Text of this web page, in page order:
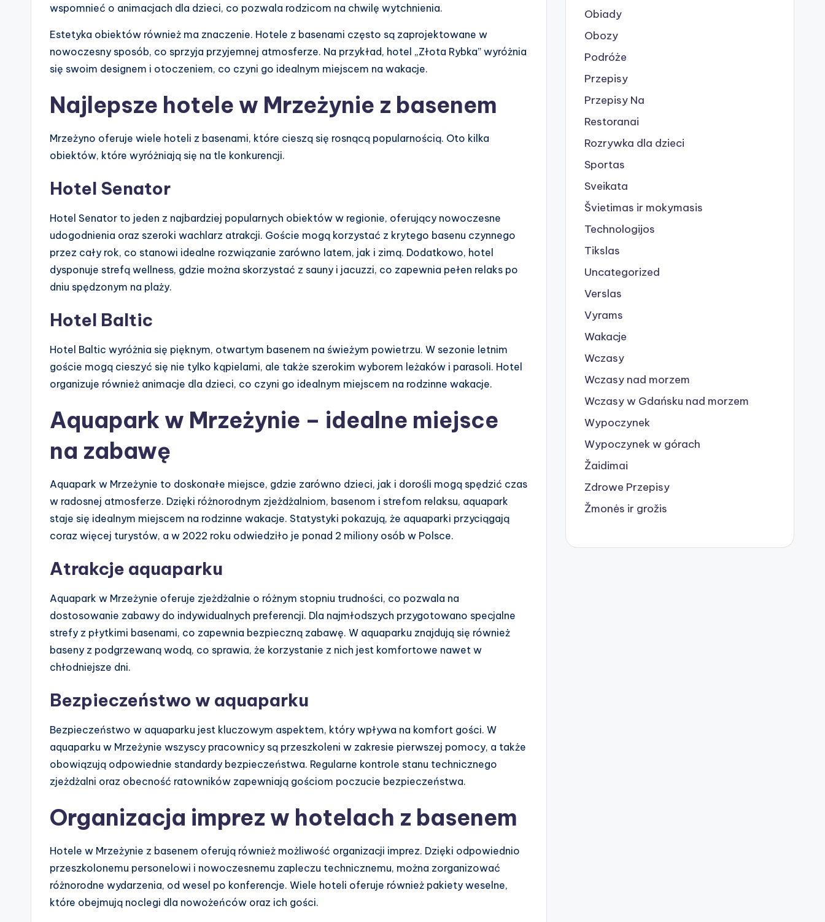
wspomnieć o animacjach dla dzieci, co pozwala rodzicom na chwilę wytchnienia.
Estetyka obiektów również ma znaczenie. Hotele z basenami często są zaprojektowane w
nowoczesny sposób, co sprzyja przyjemnej atmosferze. Na przykład, hotel „Złota Rybka” wyróżnia
się swoim designem i otoczeniem, co czyni go idealnym miejscem na wakacje.
Najlepsze hotele w Mrzeżynie z basenem
Mrzeżyno oferuje wiele hoteli z basenami, które cieszą się rosnącą popularnością. Oto kilka
obiektów, które wyróżniają się na tle konkurencji.
Hotel Senator
Hotel Senator to jeden z najbardziej popularnych obiektów w regionie, oferujący nowoczesne
udogodnienia oraz szeroki wachlarz atrakcji. Goście mogą korzystać z krytego basenu czynnego
przez cały rok, co stanowi idealne rozwiązanie zarówno latem, jak i zimą. Dodatkowo, hotel
dysponuje strefą wellness, gdzie można skorzystać z sauny i jacuzzi, co zapewnia pełen relaks po
dniu spędzonym na plaży.
Hotel Baltic
Hotel Baltic wyróżnia się pięknym, otwartym basenem na świeżym powietrzu. W sezonie letnim
goście mogą cieszyć się nie tylko kąpielami, ale także szerokim wyborem leżaków i parasoli. Hotel
organizuje również animacje dla dzieci, co czyni go idealnym miejscem na rodzinne wakacje.
Aquapark w Mrzeżynie – idealne miejsce
na zabawę
Aquapark w Mrzeżynie to doskonałe miejsce, gdzie zarówno dzieci, jak i dorośli mogą spędzić czas
w radosnej atmosferze. Dzięki różnorodnym zjeżdżalniom, basenom i strefom relaksu, aquapark
staje się idealnym miejscem na rodzinne wakacje. Statystyki pokazują, że aquaparki przyciągają
coraz więcej turystów, a w 2022 roku odwiedziło je ponad 2 miliony osób w Polsce.
Atrakcje aquaparku
Aquapark w Mrzeżynie oferuje zjeżdżalnie o różnym stopniu trudności, co pozwala na
dostosowanie zabawy do indywidualnych preferencji. Dla najmłodszych przygotowano specjalne
strefy z płytkimi basenami, co zapewnia bezpieczną zabawę. W aquaparku znajdują się również
baseny z podgrzewaną wodą, co sprawia, że korzystanie z nich jest komfortowe nawet w
chłodniejsze dni.
Bezpieczeństwo w aquaparku
Bezpieczeństwo w aquaparku jest kluczowym aspektem, który wpływa na komfort gości. W
aquaparku w Mrzeżynie wszyscy pracownicy są przeszkoleni w zakresie pierwszej pomocy, a także
obowiązują odpowiednie standardy bezpieczeństwa. Regularne kontrole stanu technicznego
zjeżdżalni oraz obecność ratowników zapewniają gościom poczucie bezpieczeństwa.
Organizacja imprez w hotelach z basenem
Hotele w Mrzeżynie z basenem oferują również możliwość organizacji imprez. Dzięki odpowiednio
przeszkolonemu personelowi i nowoczesnemu zapleczu technicznemu, można zorganizować
różnorodne wydarzenia, od wesel po konferencje. Wiele hoteli oferuje również pakiety weselne,
które obejmują noclegi dla nowożeńców oraz ich gości.
Obiady
Obozy
Podróże
Przepisy
Przepisy Na
Restoranai
Rozrywka dla dzieci
Sportas
Sveikata
Švietimas ir mokymasis
Technologijos
Tikslas
Uncategorized
Verslas
Vyrams
Wakacje
Wczasy
Wczasy nad morzem
Wczasy w Gdańsku nad morzem
Wypoczynek
Wypoczynek w górach
Žaidimai
Zdrowe Przepisy
Žmonės ir grožis